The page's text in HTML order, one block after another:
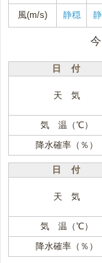
風(m/s) 静穏
日 付
天 気
気 温（℃）
降水確率（％）
日 付
天 気
気 温（℃）
降水確率（％）